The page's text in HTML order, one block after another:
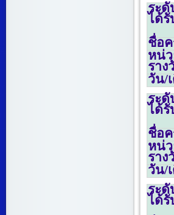
ระดั
ได้รั
ชื่อ
หน่
ราง
วัน/
ระดั
ได้รั
ชื่อ
หน่
ราง
วัน/
ระดั
ได้รั